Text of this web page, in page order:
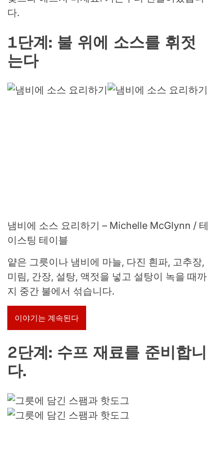
다.
1단계: 불 위에 소스를 휘젓
는다
냄비에 소스 요리하기 – Michelle McGlynn / 테
이스팅 테이블
얕은 그릇이나 냄비에 마늘, 다진 흰파, 고추장,
미림, 간장, 설탕, 액젓을 넣고 설탕이 녹을 때까
지 중간 불에서 섞습니다.
이야기는 계속된다
2단계: 수프 재료를 준비합니
다.